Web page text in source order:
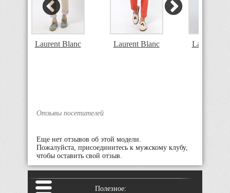
Laurent Blanc Laurent Blanc Laurent
Отзывы посетителей
Еще нет отзывов об этой модели.
Пожалуйста, присоединитесь к мужскому клубу,
чтобы оставить свой отзыв.
Полезное: